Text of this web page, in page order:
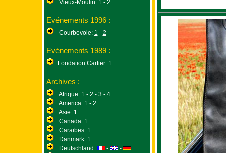
Vieux-Moulin: 1 - 2
Evénements 1996 :
Courbevoie: 1 - 2
Evénements 1989 :
Fondation Cartier: 1
Archives :
Afrique: 1 - 2 - 3- 4
America: 1 - 2
Asie: 1
Canada: 1
Caraïbes: 1
Danmark: 1
Deutschland:
-
-